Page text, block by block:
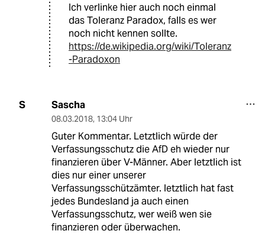
Ich verlinke hier auch noch einmal
das Toleranz Paradox, falls es wer
noch nicht kennen sollte.
https://de.wikipedia.org/wiki/Toleranz
-Paradoxon
S Sascha
08.03.2018, 13:04 Uhr
Guter Kommentar. Letztlich würde der
Verfassungsschutz die AfD eh wieder nur
finanzieren über V-Männer. Aber letztlich ist
dies nur einer unserer
Verfassungsschützämter. letztlich hat fast
jedes Bundesland ja auch einen
Verfassungsschutz, wer weiß wen sie
finanzieren oder überwachen.